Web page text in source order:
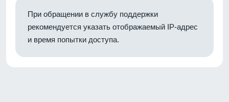
При обращении в службу поддержки
рекомендуется указать отображаемый IP-адрес
и время попытки доступа.